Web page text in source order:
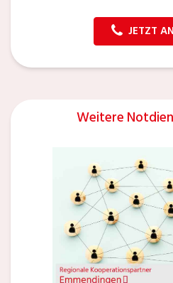
JETZT
Weitere